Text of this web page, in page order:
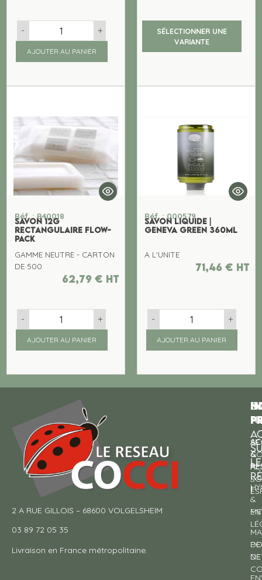
- +
AJOUTER AU PANIER
SÉLECTIONNER UNE
VARIANTE
Réf. : B40018
SAVON 12g
RECTANGULAIRE FLOW-
PACK
GAMME NEUTRE - CARTON
DE 500
62,79 € ht
- +
AJOUTER AU PANIER
Réf. : 000579
SAVON LIQUIDE |
GENEVA GREEN 360ML
A L'UNITE
71,46 € ht
- +
AJOUTER AU PANIER
2 A RUE GILLOIS – 68600 VOLGELSHEIM
03 89 72 05 35
Livraison en France métropolitaine.
&
&
DE
SE
À
DE
!